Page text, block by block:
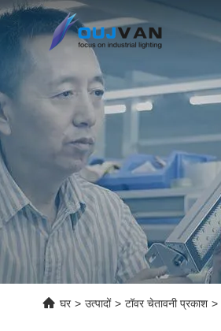
घर > उत्पादों > टॉवर चेतावनी प्रकाश >